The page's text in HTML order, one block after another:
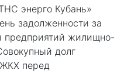
энерго Кубань»
задолженности за
предприятий жилищно-
долг
перед